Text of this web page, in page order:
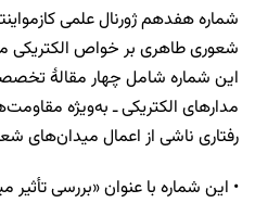
شماره هفدهم ژورنال علمی
شعوری طاهری بر خواص الکتریکی
این شماره شامل چهار مقالۀ
مدارهای الکتریکی ـ به‌ویژه
رفتاری ناشی از اعمال میدان‌های
• این شماره با عنوان «بررسی